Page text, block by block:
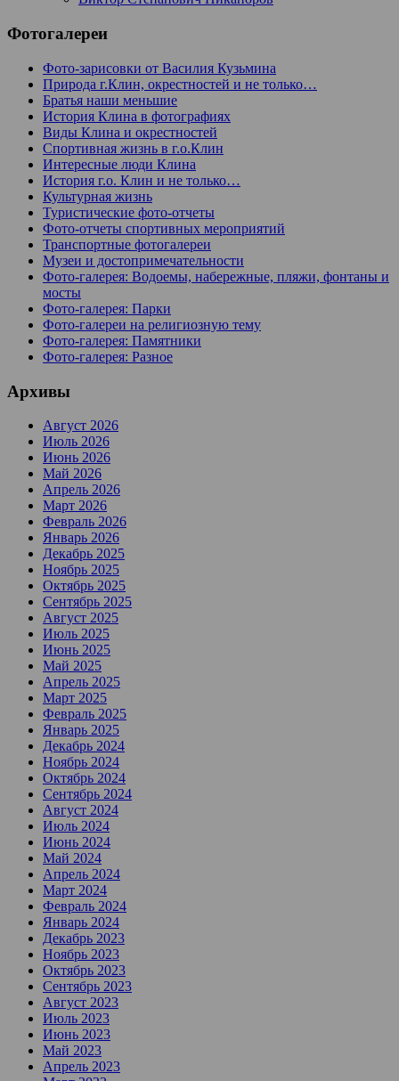
Фотогалереи
Фото-зарисовки от Василия Кузьмина
Природа г.Клин, окрестностей и не только…
Братья наши меньшие
История Клина в фотографиях
Виды Клина и окрестностей
Спортивная жизнь в г.о.Клин
Интересные люди Клина
История г.о. Клин и не только…
Культурная жизнь
Туристические фото-отчеты
Фото-отчеты спортивных мероприятий
Транспортные фотогалереи
Музеи и достопримечательности
Фото-галерея: Водоемы, набережные, пляжи, фонтаны и
мосты
Фото-галерея: Парки
Фото-галереи на религиозную тему
Фото-галерея: Памятники
Фото-галерея: Разное
Архивы
Август 2026
Июль 2026
Июнь 2026
Май 2026
Апрель 2026
Март 2026
Февраль 2026
Январь 2026
Декабрь 2025
Ноябрь 2025
Октябрь 2025
Сентябрь 2025
Август 2025
Июль 2025
Июнь 2025
Май 2025
Апрель 2025
Март 2025
Февраль 2025
Январь 2025
Декабрь 2024
Ноябрь 2024
Октябрь 2024
Сентябрь 2024
Август 2024
Июль 2024
Июнь 2024
Май 2024
Апрель 2024
Март 2024
Февраль 2024
Январь 2024
Декабрь 2023
Ноябрь 2023
Октябрь 2023
Сентябрь 2023
Август 2023
Июль 2023
Июнь 2023
Май 2023
Апрель 2023